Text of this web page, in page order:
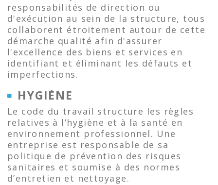
responsabilités de direction ou
d'exécution au sein de la structure, tous
collaborent étroitement autour de cette
démarche qualité afin d'assurer
l'excellence des biens et services en
identifiant et éliminant les défauts et
imperfections.
HYGIÈNE
Le code du travail structure les règles
relatives à l’hygiène et à la santé en
environnement professionnel. Une
entreprise est responsable de sa
politique de prévention des risques
sanitaires et soumise à des normes
d’entretien et nettoyage.